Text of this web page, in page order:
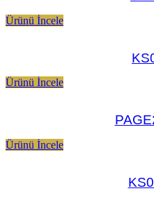
Ürünü İncele
Ürünü İncele
Ürünü İncele